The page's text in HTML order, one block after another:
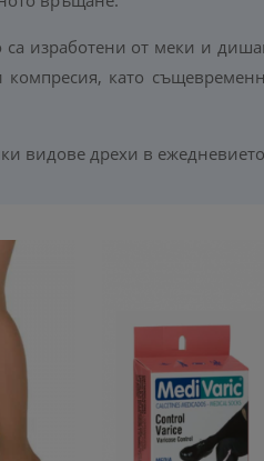
изработени от меки и
като
видове дрехи в